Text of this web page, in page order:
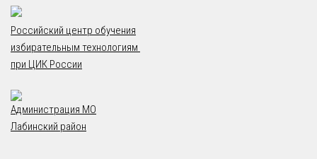
Российский центр обучения
избирательным технологиям
при ЦИК России
Администрация МО
Лабинский район